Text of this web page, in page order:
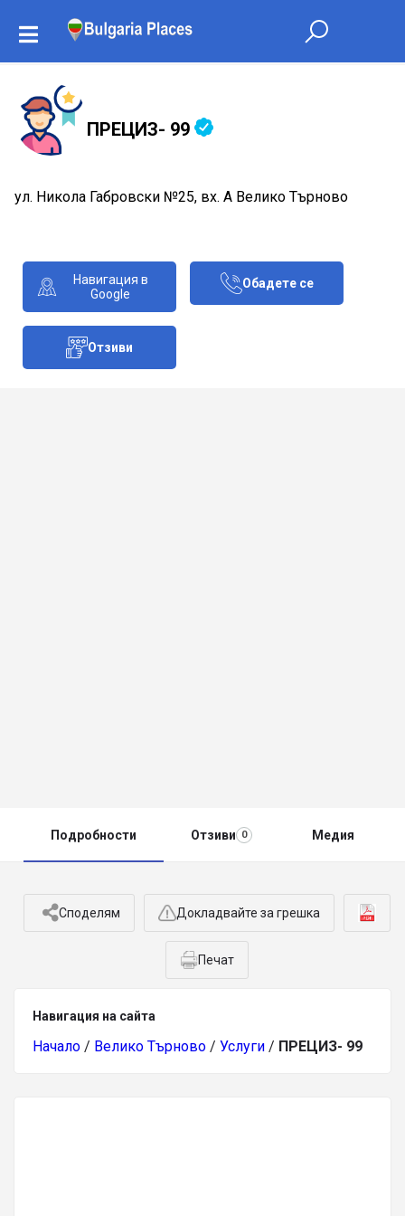
ПРЕЦИЗ- 99
ул. Никола Габровски №25, вх. А Велико Търново
Навигация в
Google
Обадете се
Отзиви
Подробности Отзиви 0 Медия
Споделям Докладвайте за грешка
Печат
Навигация на сайта
Начало / Велико Търново / Услуги / ПРЕЦИЗ- 99